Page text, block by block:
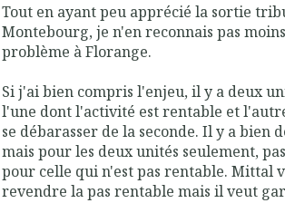
Tout en ayant peu apprécié la sortie
Montebourg, je n'en reconnais pas
problème à Florange.
Si j'ai bien compris l'enjeu, il y a deux
l'une dont l'activité est rentable et
se débarasser de la seconde. Il y a bien
mais pour les deux unités seulement,
pour celle qui n'est pas rentable. Mittal
revendre la pas rentable mais il veut